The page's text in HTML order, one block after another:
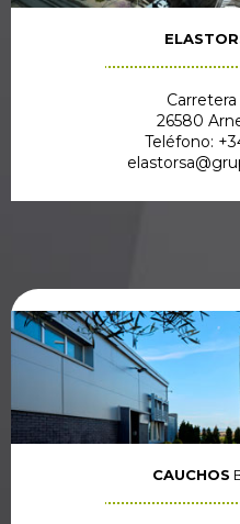
26580
Teléfono:
CAUCHOS